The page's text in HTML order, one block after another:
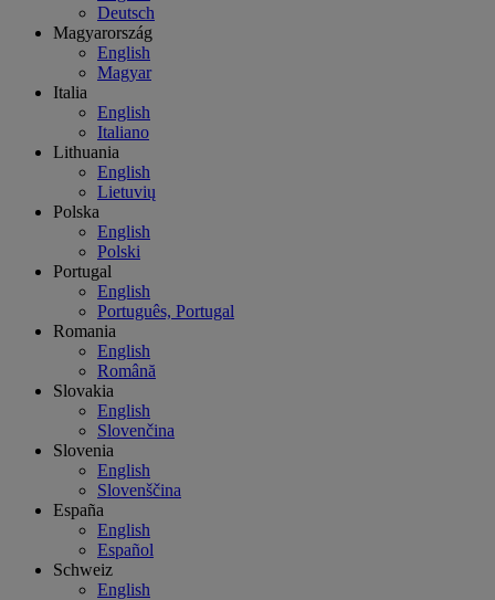
Deutsch
Magyarország
English
Magyar
Italia
English
Italiano
Lithuania
English
Lietuvių
Polska
English
Polski
Portugal
English
Português, Portugal
Romania
English
Română
Slovakia
English
Slovenčina
Slovenia
English
Slovenščina
España
English
Español
Schweiz
English